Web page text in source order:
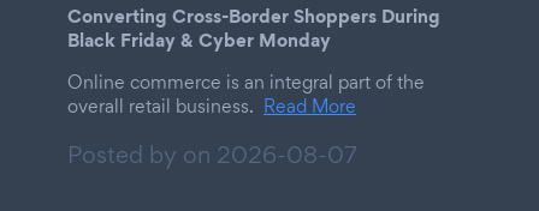
Converting Cross-Border Shoppers During
Black Friday & Cyber Monday
Online commerce is an integral part of the
overall retail business. Read More
Posted by on 2026-08-07